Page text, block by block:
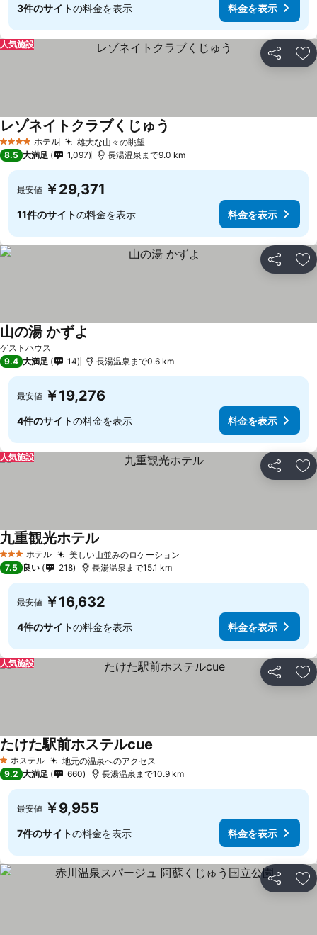
3件のサイトの料金を表示 料金を表示
シェア お
人気施設
4 ホテルのランク
ホテル 雄大な山々の眺望料金を表示
レゾネイトクラブくじゅう
8.5 大満足 1,097 長湯温泉まで9.0 km
最安値 ￥29,371
11件のサイトの料金を表示 料金を表示
シェア お
ゲストハウス
山の湯 かずよ
9.4 大満足 14 長湯温泉まで0.6 km
最安値 ￥19,276
4件のサイトの料金を表示 料金を表示
シェア お
人気施設
3 ホテルのランク
ホテル 美しい山並みのロケーション
九重観光ホテル
7.5 良い 218 長湯温泉まで15.1 km
最安値 ￥16,632
4件のサイトの料金を表示 料金を表示
シェア お
人気施設
1 ホテルのランク
ホステル 地元の温泉へのアクセス
たけた駅前ホステルcue
9.2 大満足 660 長湯温泉まで10.9 km
最安値 ￥9,955
7件のサイトの料金を表示 料金を表示
シェア お